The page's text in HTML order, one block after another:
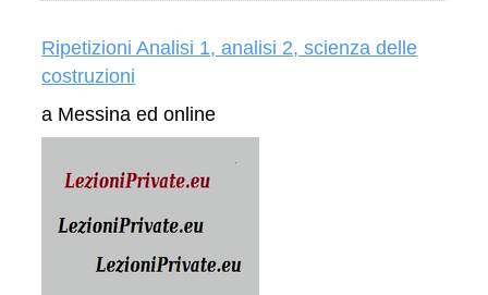
Ripetizioni Analisi 1, analisi 2, scienza delle
costruzioni
a Messina ed online